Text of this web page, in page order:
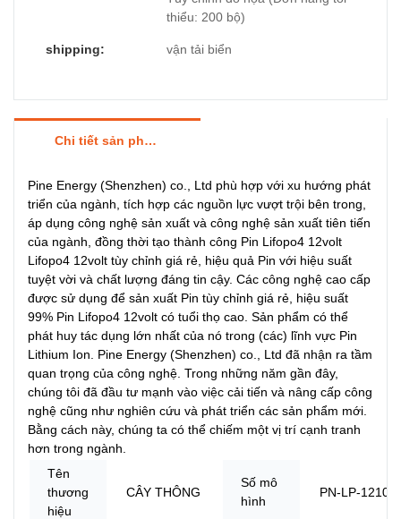
thiểu: 200 bộ)
shipping: vận tải biển
Chi tiết sản phẩm
Pine Energy (Shenzhen) co., Ltd phù hợp với xu hướng phát
triển của ngành, tích hợp các nguồn lực vượt trội bên trong,
áp dụng công nghệ sản xuất và công nghệ sản xuất tiên tiến
của ngành, đồng thời tạo thành công Pin Lifopo4 12volt
Lifopo4 12volt tùy chỉnh giá rẻ, hiệu quả Pin với hiệu suất
tuyệt vời và chất lượng đáng tin cậy. Các công nghệ cao cấp
được sử dụng để sản xuất Pin tùy chỉnh giá rẻ, hiệu suất
99% Pin Lifopo4 12volt có tuổi thọ cao. Sản phẩm có thể
phát huy tác dụng lớn nhất của nó trong (các) lĩnh vực Pin
Lithium Ion. Pine Energy (Shenzhen) co., Ltd đã nhận ra tầm
quan trọng của công nghệ. Trong những năm gần đây,
chúng tôi đã đầu tư mạnh vào việc cải tiến và nâng cấp công
nghệ cũng như nghiên cứu và phát triển các sản phẩm mới.
Bằng cách này, chúng ta có thể chiếm một vị trí cạnh tranh
hơn trong ngành.
Tên
thương
hiệu
CÂY THÔNG
Số mô
hình
PN-LP-